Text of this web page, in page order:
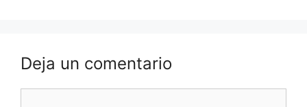
Deja un comentario